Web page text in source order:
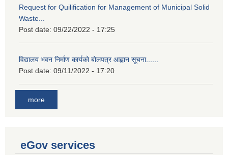
Request for Quilification for Management of Municipal Solid
Waste...
Post date: 09/22/2022 - 17:25
विद्यालय भवन निर्माण कार्यको बोलपत्र आह्वान सूचना......
Post date: 09/11/2022 - 17:20
more
eGov services